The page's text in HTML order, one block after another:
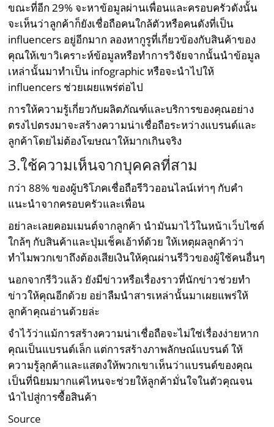
ขณะที่อีก 29% จะหาข้อมูลผ่านเพื่อนและครอบครัวดังนั้น
จะเห็นว่าลูกค้าก็ยังเชื่อถือคนใกล้ตัวหรือคนดังที่เป็น
influencers อยู่อีกมาก ลองหากูรูที่เกี่ยวข้องกับสินค้าของ
คุณให้เขาวิเคราะห์ข้อมูลหรือทำการวิจัยจากนั้นนำข้อมูล
เหล่านั้นมาทำเป็น infographic หรือจะนำไปให้
influencers ช่วยเผยแพร่ต่อไป
การให้ความรู้เกี่ยวกับผลิตภัณฑ์และบริการของคุณอย่าง
ตรงไปตรงมาจะสร้างความน่าเชื่อถือระหว่างแบรนด์และ
ลูกค้าโดยไม่ต้องโฆษณาให้มากเกินจริง
3.ใช้ความเห็นจากบุคคลที่สาม
กว่า 88% ของผู้บริโภคเชื่อถือรีวิวออนไลน์เท่าๆ กับคำ
แนะนำจากครอบครัวและเพื่อน
อย่าละเลยคอมเมนต์จากลูกค้า นำมันมาไว้ในหน้าเว็บไซต์
ใกล้ๆ กับสินค้าและปุ่มเช็คเอ้าท์ด้วย ให้เหตุผลลูกค้าว่า
ทำไมพวกเขาถึงต้องเสียเงินให้คุณผ่านรีวิวของผู้ใช้คนอื่นๆ
นอกจากรีวิวแล้ว ยังมีข่าวหรือเรื่องราวที่นักข่าวช่วยทำ
ข่าวให้คุณอีกด้วย อย่าลืมนำสารเหล่านั้นมาเผยแพร่ให้
ลูกค้าคุณอ่านด้วยล่ะ
จำไว้ว่าแม้การสร้างความน่าเชื่อถือจะไม่ใช่เรื่องง่ายหาก
คุณเป็นแบรนด์เล็ก แต่การสร้างภาพลักษณ์แบรนด์ ให้
ความรู้ลุกค้าและแสดงให้พวกเขาเห็นว่าแบรนด์ของคุณ
เป็นที่นิยมมากแค่ไหนจะช่วยให้ลูกค้ามั่นใจในตัวคุณจน
นำไปสู่การซื้อสินค้า
Source